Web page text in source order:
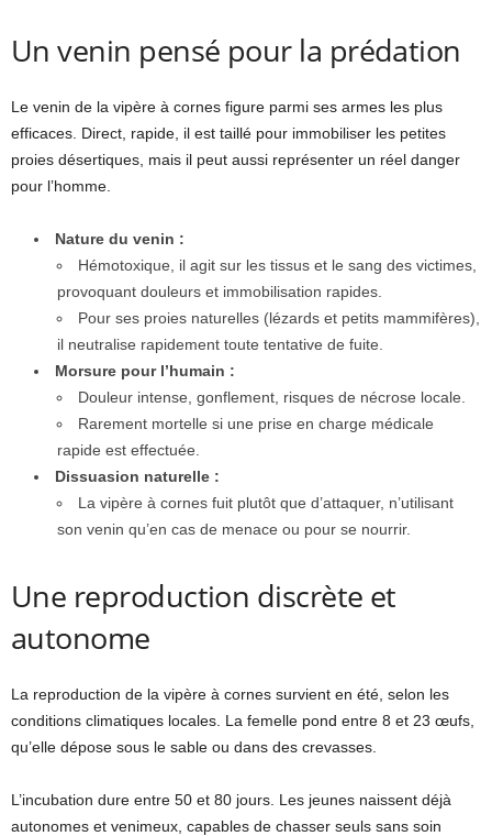
Un venin pensé pour la prédation
Le venin de la vipère à cornes figure parmi ses armes les plus
efficaces. Direct, rapide, il est taillé pour immobiliser les petites
proies désertiques, mais il peut aussi représenter un réel danger
pour l’homme.
Nature du venin :
Hémotoxique, il agit sur les tissus et le sang des victimes,
provoquant douleurs et immobilisation rapides.
Pour ses proies naturelles (lézards et petits mammifères),
il neutralise rapidement toute tentative de fuite.
Morsure pour l’humain :
Douleur intense, gonflement, risques de nécrose locale.
Rarement mortelle si une prise en charge médicale
rapide est effectuée.
Dissuasion naturelle :
La vipère à cornes fuit plutôt que d’attaquer, n’utilisant
son venin qu’en cas de menace ou pour se nourrir.
Une reproduction discrète et
autonome
La reproduction de la vipère à cornes survient en été, selon les
conditions climatiques locales. La femelle pond entre 8 et 23 œufs,
qu’elle dépose sous le sable ou dans des crevasses.
L’incubation dure entre 50 et 80 jours. Les jeunes naissent déjà
autonomes et venimeux, capables de chasser seuls sans soin